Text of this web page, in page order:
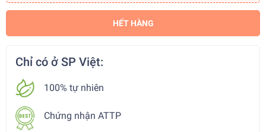
HẾT HÀNG
Chỉ có ở SP Việt:
100% tự nhiên
Chứng nhận ATTP